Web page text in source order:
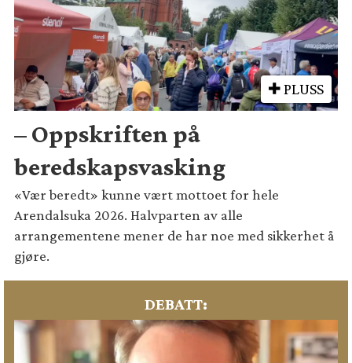
PLUSS
– Oppskriften på
beredskapsvasking
«Vær beredt» kunne vært mottoet for hele
Arendalsuka 2026. Halvparten av alle
arrangementene mener de har noe med sikkerhet å
gjøre.
DEBATT: